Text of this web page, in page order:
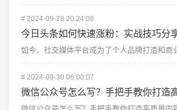
# 2024-09-28 20:24:08
今日头条如何快速涨粉：实战技巧分
# 2024-09-30 06:00:07
微信公众号怎么写？手把手教你打造